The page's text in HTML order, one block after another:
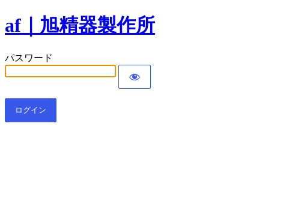
af｜旭精器製作所
パスワード